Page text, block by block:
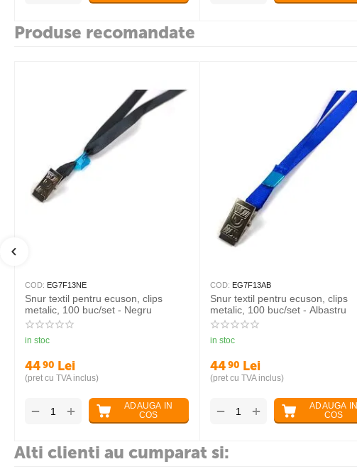
Produse recomandate
COD: EG7F13NE
Snur textil pentru ecuson, clips
metalic, 100 buc/set - Negru
in stoc
4490 Lei
(pret cu TVA inclus)
ADAUGA IN
COS
+
−
COD: EG7F13AB
Snur textil pentru ecuson, clips
metalic, 100 buc/set - Albastru
in stoc
4490 Lei
(pret cu TVA inclus)
ADAUGA IN
COS
+
−
Alti clienti au cumparat si: